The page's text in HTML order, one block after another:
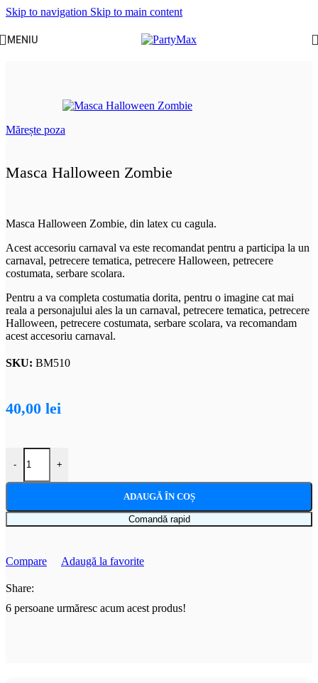
Skip to navigation Skip to main content
MENIU
Mărește poza
Masca Halloween Zombie
Masca Halloween Zombie, din latex cu cagula.
Acest accesoriu carnaval va este recomandat pentru a participa la un
carnaval, petrecere tematica, petrecere Halloween, petrecere
costumata, serbare scolara.
Pentru a va completa costumatia dorita, pentru o imagine cat mai
reala a personajului ales la un carnaval, petrecere tematica, petrecere
Halloween, petrecere costumata, serbare scolara, va recomandam
acest accesoriu carnaval.
SKU: BM510
40,00 lei
-
Cantitate Masca Halloween Zombie
+
ADAUGĂ ÎN COȘ
Comandă rapid
Compare Adaugă la favorite
Share:
6 persoane urmăresc acum acest produs!